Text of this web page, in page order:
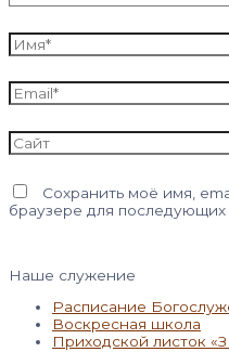
Имя*
Email*
Сайт
Сохранить моё имя,
браузере для
Наше служение
Расписание
Воскресная школа
Приходской листок